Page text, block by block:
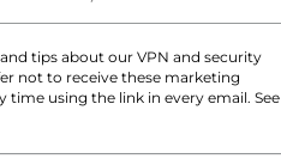
tips about our VPN and security
not to receive these marketing
time using the link in every email. See